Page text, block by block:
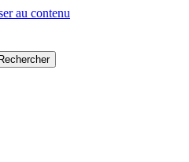
au contenu